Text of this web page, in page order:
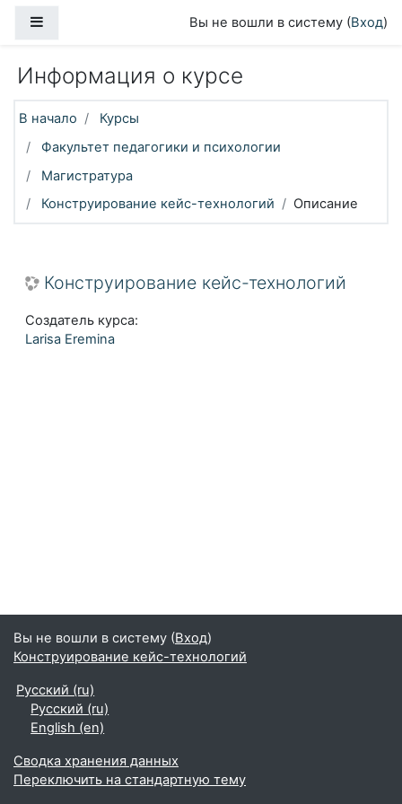
Вы не вошли в систему (Вход)
Информация о курсе
В начало
Курсы
Факультет педагогики и психологии
Магистратура
Конструирование кейс-технологий
Описание
Конструирование кейс-технологий
Создатель курса:
Larisa Eremina
Вы не вошли в систему (Вход)
Конструирование кейс-технологий
Русский ‎(ru)‎
Русский ‎(ru)‎
English ‎(en)‎
Сводка хранения данных
Переключить на стандартную тему